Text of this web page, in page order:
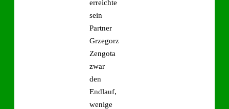
erreichte
sein
Partner
Grzegorz
Zengota
zwar
den
Endlauf,
wenige